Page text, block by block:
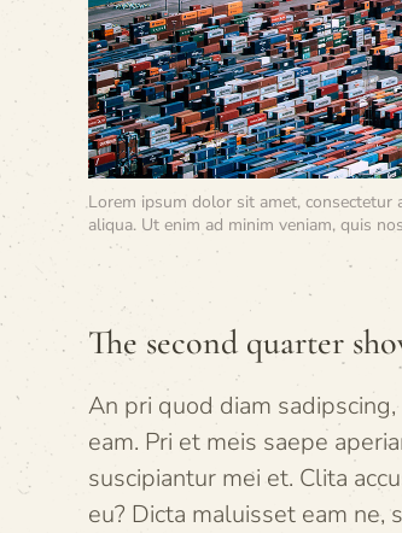
Lorem ipsum dolor sit amet,
aliqua. Ut enim ad minim veniam, quis
The second quarter
An pri quod diam
eam. Pri et meis saepe
suscipiantur mei et. Clita
eu? Dicta maluisset eam ne,